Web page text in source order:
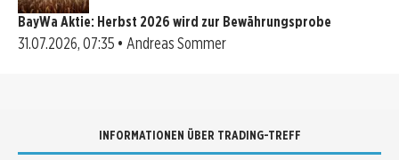
BayWa Aktie: Herbst 2026 wird zur Bewährungsprobe
31.07.2026, 07:35 • Andreas Sommer
INFORMATIONEN ÜBER TRADING-TREFF